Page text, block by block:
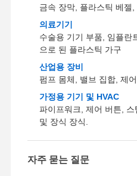
금속 장막, 플라스틱 베젤
의료기기
수술용 기기 부품, 임플란
으로 된 플라스틱 가구
산업용 장비
펌프 몸체, 밸브 집합, 제
가정용 기기 및 HVAC
파이프워크, 제어 버튼,
및 장식 장식.
자주 묻는 질문